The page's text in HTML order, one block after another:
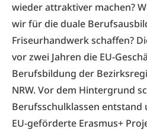
wieder attraktiver machen?
wir für die duale
Friseurhandwerk schaffen?
vor zwei Jahren die EU-
Berufsbildung der
NRW. Vor dem Hintergrund
Berufsschulklassen
EU-geförderte Erasmus+